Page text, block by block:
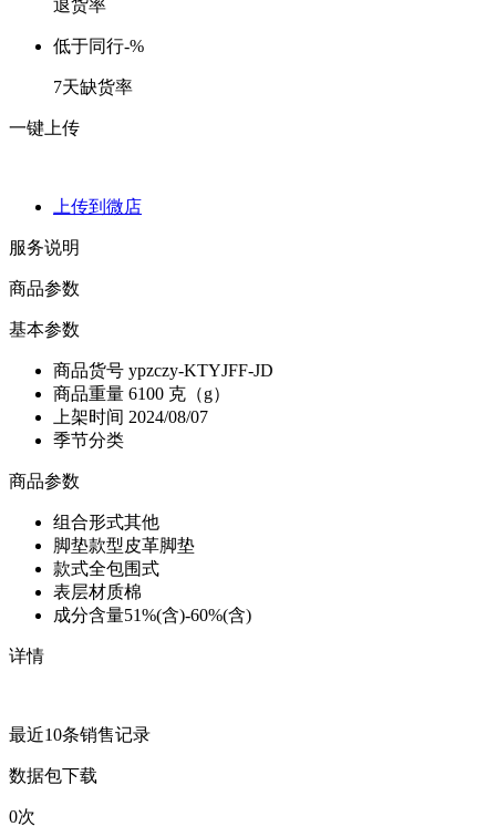
退货率
低于同行-%
7天缺货率
一键上传
上传到微店
服务说明
商品参数
基本参数
商品货号 ypzczy-KTYJFF-JD
商品重量 6100 克（g）
上架时间 2024/08/07
季节分类
商品参数
组合形式其他
脚垫款型皮革脚垫
款式全包围式
表层材质棉
成分含量51%(含)-60%(含)
详情
最近10条销售记录
数据包下载
0次